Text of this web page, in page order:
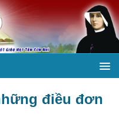
điều đơn